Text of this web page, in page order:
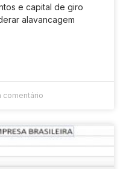
e capital de giro
alavancagem
comentário